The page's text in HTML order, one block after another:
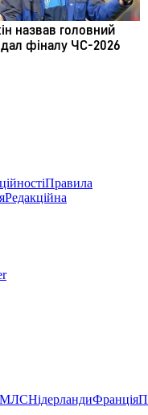
Правила
Редакційна
МЛСНідерландиФранція